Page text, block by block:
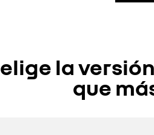
elige la
que